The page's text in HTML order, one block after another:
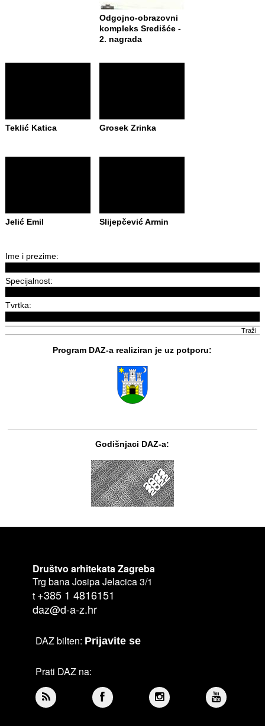
Odgojno-obrazovni
kompleks Središće -
2. nagrada
Teklić Katica Grosek Zrinka
Jelić Emil Slijepčević Armin
Ime i prezime:
Specijalnost:
Tvrtka:
Program DAZ-a realiziran je uz potporu:
Godišnjaci DAZ-a:
Društvo arhitekata Zagreba
Trg bana Josipa Jelacica 3/1
t +385 1 4816151
daz@d-a-z.hr
DAZ bilten: Prijavite se
Prati DAZ na: